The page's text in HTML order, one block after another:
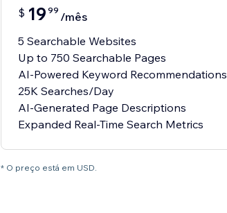
$ 19 99 /mês
5 Searchable Websites
Up to 750 Searchable Pages
AI-Powered Keyword Recommendations
25K Searches/Day
AI-Generated Page Descriptions
Expanded Real-Time Search Metrics
* O preço está em USD.